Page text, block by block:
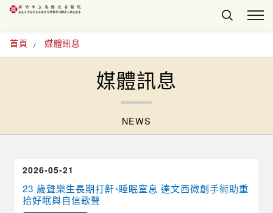
首頁 媒體訊息
媒體訊息
NEWS
23 歲聲樂生長期打鼾、睡眠窒息 達文西微創手術助重
拾好眠與自信歌聲
2026-05-21